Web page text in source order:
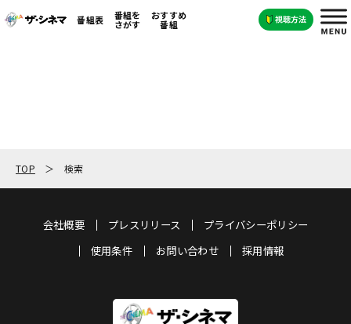
番組表 番組を
さがす
おすすめ
番組
TOP 検索
会社概要 プレスリリース
プライバシーポリシー
使用条件
お問い合わせ 採用情報